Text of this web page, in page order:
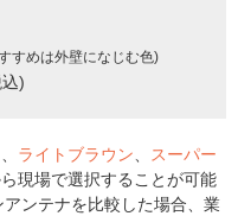
すめは外壁になじむ色)
)
ライトブラウン
スーパー
現場で選択することが可能
ンテナを比較した場合、業